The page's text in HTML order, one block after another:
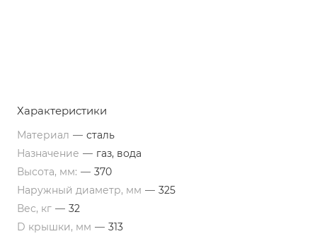
Характеристики
Материал — сталь
Назначение — газ, вода
Высота, мм: — 370
Наружный диаметр, мм — 325
Вес, кг — 32
D крышки, мм — 313